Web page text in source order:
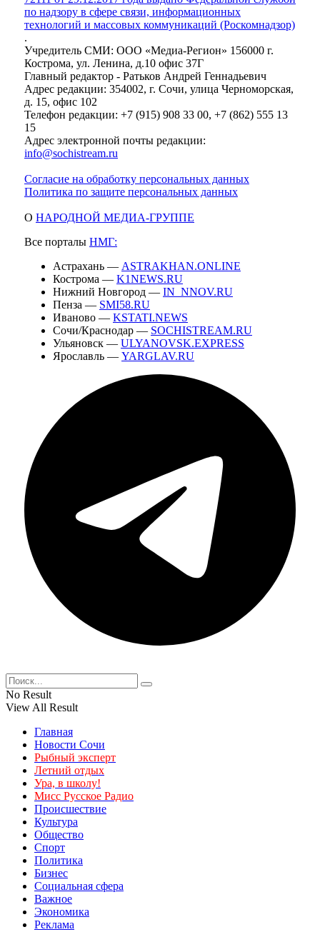
по надзору в сфере связи, информационных
технологий и массовых коммуникаций (Роскомнадзор)
.
Учредитель СМИ: ООО «Медиа-Регион» 156000 г.
Кострома, ул. Ленина, д.10 офис 37Г
Главный редактор - Ратьков Андрей Геннадьевич
Адрес редакции: 354002, г. Сочи, улица Черноморская,
д. 15, офис 102
Телефон редакции: +7 (915) 908 33 00, +7 (862) 555 13
15
Адрес электронной почты редакции:
info@sochistream.ru
Согласие на обработку персональных данных
Политика по защите персональных данных
О НАРОДНОЙ МЕДИА-ГРУППЕ
Все порталы НМГ:
Астрахань — ASTRAKHAN.ONLINE
Кострома — K1NEWS.RU
Нижний Новгород — IN_NNOV.RU
Пенза — SMI58.RU
Иваново — KSTATI.NEWS
Сочи/Краснодар — SOCHISTREAM.RU
Ульяновск — ULYANOVSK.EXPRESS
Ярославль — YARGLAV.RU
No Result
View All Result
Главная
Новости Сочи
Рыбный эксперт
Летний отдых
Ура, в школу!
Мисс Русское Радио
Происшествие
Культура
Общество
Спорт
Политика
Бизнес
Социальная сфера
Важное
Экономика
Реклама